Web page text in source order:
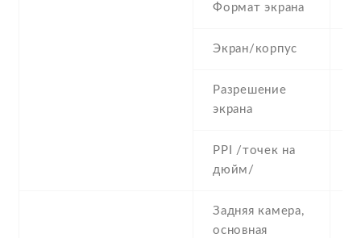
Формат экрана
Экран/корпус
Разрешение
экрана
PPI /точек на
дюйм/
Задняя камера,
основная